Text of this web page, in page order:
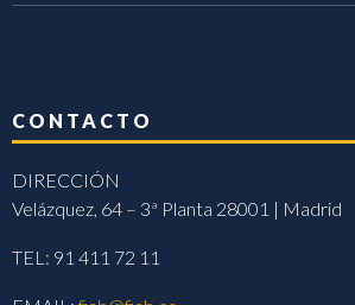
CONTACTO
DIRECCIÓN
Velázquez, 64 – 3ª Planta 28001 | Madrid
TEL: 91 411 72 11